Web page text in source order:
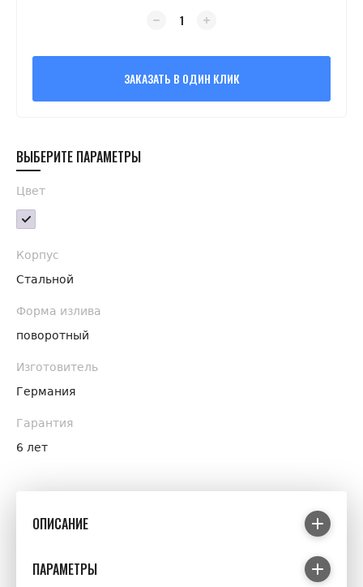
ЗАКАЗАТЬ В ОДИН КЛИК
ВЫБЕРИТЕ ПАРАМЕТРЫ
Цвет
Корпус
Стальной
Форма излива
поворотный
Изготовитель
Германия
Гарантия
6 лет
ОПИСАНИЕ
ПАРАМЕТРЫ